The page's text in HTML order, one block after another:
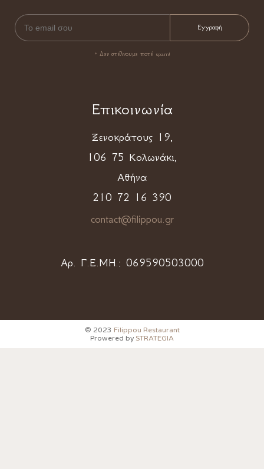
* Δεν στέλνουμε ποτέ spam!
Επικοινωνία
Ξενοκράτους 19,
106 75 Κολωνάκι,
Αθήνα
210 72 16 390
contact@filippou.gr
Αρ. Γ.Ε.ΜΗ.: 069590503000
© 2023 Filippou Restaurant
Prowered by STRATEGIA